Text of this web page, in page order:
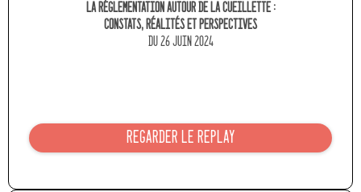
La réglementation autour de la cueillette :
constats, réalités et perspectives
du 26 JUIN 2024
REGARDER LE REPLAY